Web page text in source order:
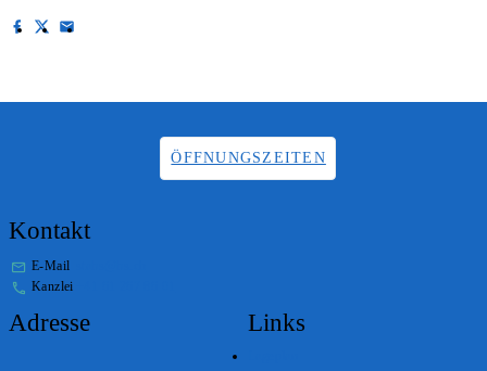
ÖFFNUNGSZEITEN
Kontakt
E-Mail
Kanzlei
Adresse Links